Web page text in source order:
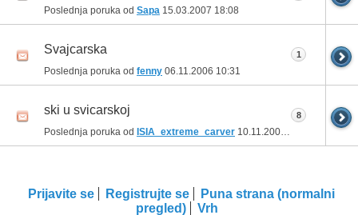
Poslednja poruka od Sapa 15.03.2007 18:08
Svajcarska
Poslednja poruka od fenny 06.11.2006 10:31
1
ski u svicarskoj
Poslednja poruka od ISIA_extreme_carver 10.11.2005 22:19
8
Prijavite se Registrujte se
Puna strana (normalni
pregled)
Vrh